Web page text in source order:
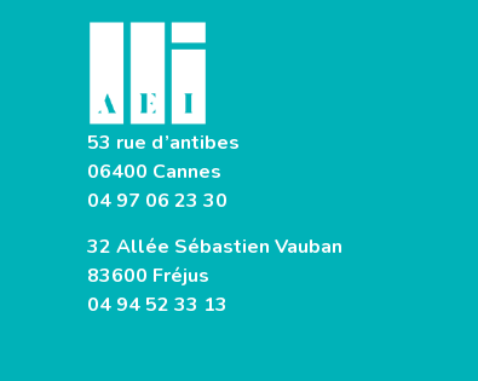
53 rue d’antibes
06400 Cannes
04 97 06 23 30
32 Allée Sébastien Vauban
83600 Fréjus
04 94 52 33 13